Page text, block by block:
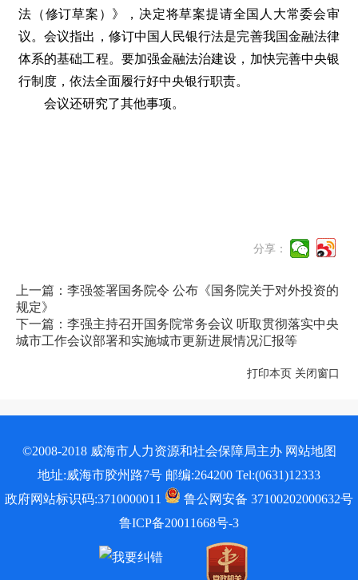
法（修订草案）》，决定将草案提请全国人大常委会审
议。会议指出，修订中国人民银行法是完善我国金融法律
体系的基础工程。要加强金融法治建设，加快完善中央银
行制度，依法全面履行好中央银行职责。
会议还研究了其他事项。
分享：
上一篇：李强签署国务院令 公布《国务院关于对外投资的
规定》
下一篇：李强主持召开国务院常务会议 听取贯彻落实中央
城市工作会议部署和实施城市更新进展情况汇报等
打印本页 关闭窗口
©2008-2018 威海市人力资源和社会保障局主办 网站地图
地址:威海市胶州路7号 邮编:264200 Tel:(0631)12333
政府网站标识码:3710000011
鲁公网安备 37100202000632号
鲁ICP备20011668号-3